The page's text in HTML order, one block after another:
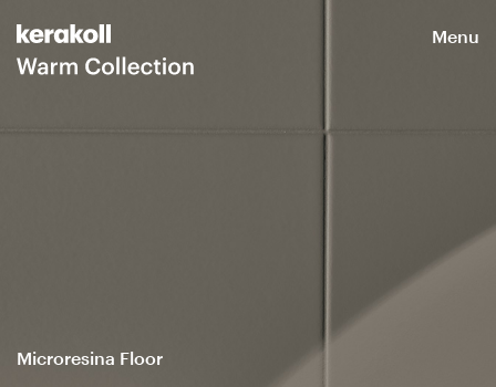
Menu
Microresina Floor